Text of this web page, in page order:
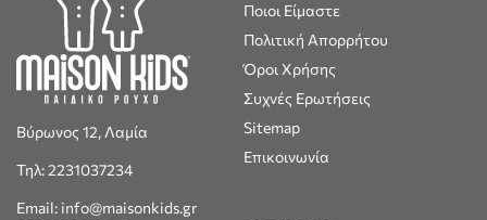
Βύρωνος 12, Λαμία
Τηλ: 2231037234
Email: info@maisonkids.gr
Ποιοι Είμαστε
Πολιτική Απορρήτου
Όροι Χρήσης
Συχνές Ερωτήσεις
Sitemap
Επικοινωνία